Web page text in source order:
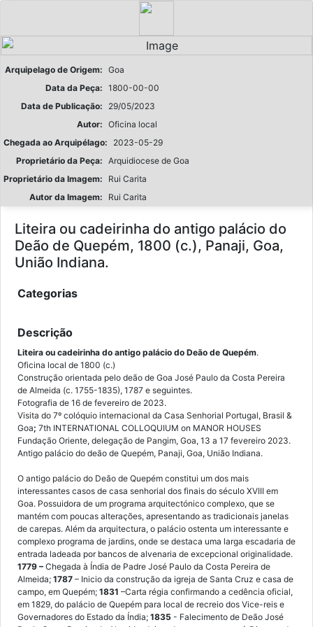
Arquipelago de Origem: Goa
Data da Peça: 1800-00-00
Data de Publicação:
29/05/2023
Autor: Oficina local
Chegada ao Arquipélago:
2023-05-29
Proprietário da Peça: Arquidiocese de Goa
Proprietário da Imagem:
Rui Carita
Autor da Imagem:
Rui Carita
Liteira ou cadeirinha do antigo palácio do
Deão de Quepém, 1800 (c.), Panaji, Goa,
União Indiana.
Categorias
Descrição
Liteira ou cadeirinha do antigo palácio do Deão de Quepém.
Oficina local de 1800 (c.)
Construção orientada pelo deão de Goa José Paulo da Costa Pereira
de Almeida (c. 1755-1835), 1787 e seguintes.
Fotografia de 16 de fevereiro de 2023.
Visita do 7º colóquio internacional da Casa Senhorial Portugal, Brasil &
Goa; 7th INTERNATIONAL COLLOQUIUM on MANOR HOUSES
Fundação Oriente, delegação de Pangim, Goa, 13 a 17 fevereiro 2023.
Antigo palácio do deão de Quepém, Panaji, Goa, União Indiana.
O antigo palácio do Deão de Quepém constitui um dos mais
interessantes casos de casa senhorial dos finais do século XVIII em
Goa. Possuidora de um programa arquitectónico complexo, que se
mantém com poucas alterações, apresentando as tradicionais janelas
de carepas. Além da arquitectura, o palácio ostenta um interessante e
complexo programa de jardins, onde se destaca uma larga escadaria de
entrada ladeada por bancos de alvenaria de excepcional originalidade.
1779 – Chegada à Índia de Padre José Paulo da Costa Pereira de
Almeida; 1787 – Inicio da construção da igreja de Santa Cruz e casa de
campo, em Quepém; 1831 –Carta régia confirmando a cedência oficial,
em 1829, do palácio de Quepém para local de recreio dos Vice-reis e
Governadores do Estado da Índia; 1835 - Falecimento de Deão José